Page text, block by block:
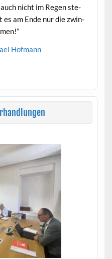
nicht im Regen ste­
es am Ende nur die zwin­
Hofmann